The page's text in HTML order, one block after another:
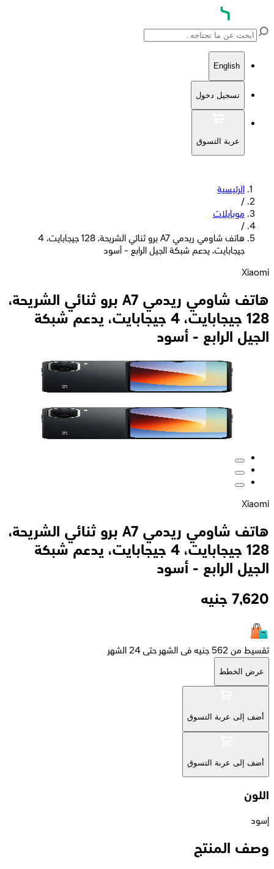
English
تسجيل دخول
عربة التسوق
الرئيسية
/
موبايلات
/
هاتف شاومي ريدمي A7 برو ثنائي الشريحة، 128 جيجابايت، 4
جيجابايت، يدعم شبكة الجيل الرابع - أسود
Xiaomi
هاتف شاومي ريدمي A7 برو ثنائي الشريحة،
128 جيجابايت، 4 جيجابايت، يدعم شبكة
الجيل الرابع - أسود
Xiaomi
هاتف شاومي ريدمي A7 برو ثنائي الشريحة،
128 جيجابايت، 4 جيجابايت، يدعم شبكة
الجيل الرابع - أسود
7,620 جنيه
تقسيط من 562 جنيه فى الشهر حتى 24 الشهر
عرض الخطط
أضف إلى عربة التسوق
أضف إلى عربة التسوق
اللون
إسود
وصف المنتج